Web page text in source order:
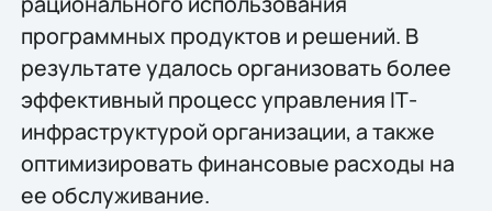
программных продуктов и решений. В
результате удалось организовать более
эффективный процесс управления IТ-
инфраструктурой организации, а также
оптимизировать финансовые расходы на
ее обслуживание.